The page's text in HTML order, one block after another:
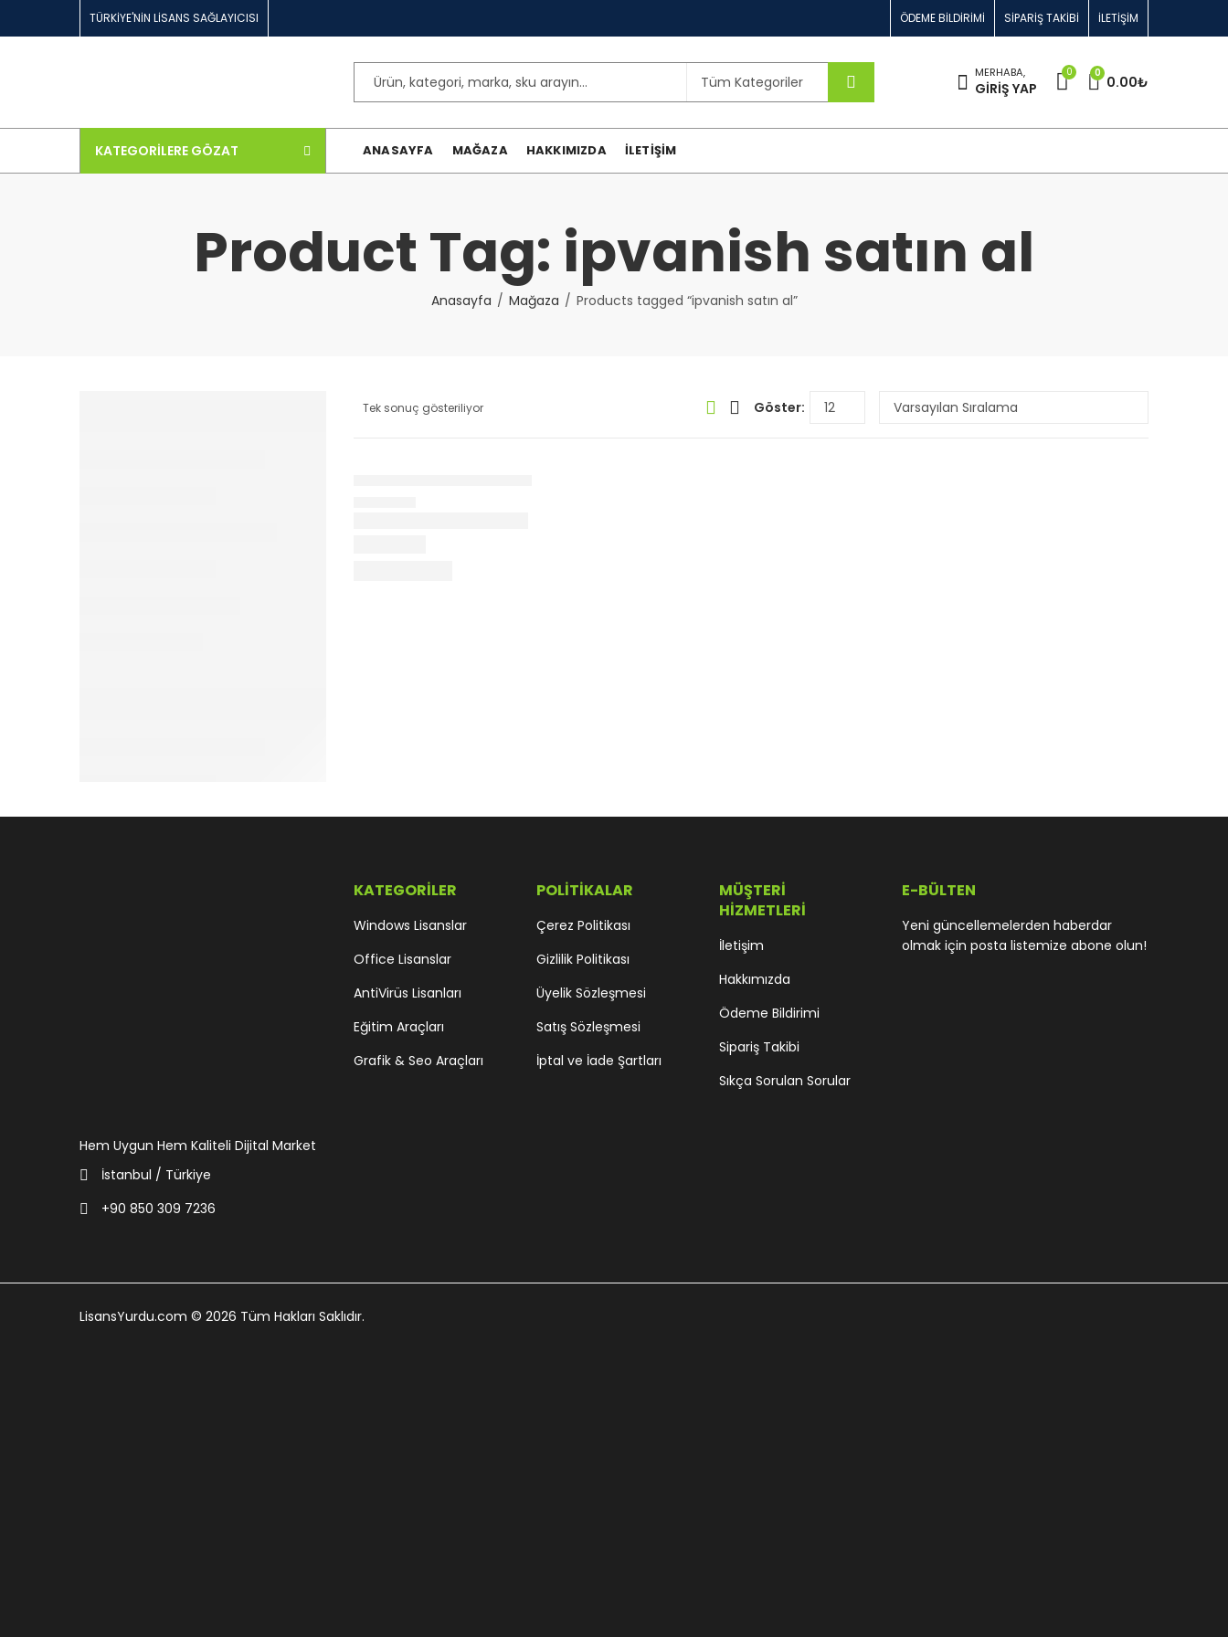
TÜRKİYE'NİN LİSANS SAĞLAYICISI ÖDEME BILDIRIMI SIPARIŞ TAKIBI İLETIŞIM
MERHABA,
GIRIŞ YAP
0 0
0.00₺
KATEGORILERE GÖZAT ANASAYFA MAĞAZA HAKKIMIZDA İLETIŞIM
Product Tag: ipvanish satın al
Anasayfa Mağaza Products tagged “ipvanish satın al”
Tek sonuç gösteriliyor Göster:
Hem Uygun Hem Kaliteli Dijital Market
İstanbul / Türkiye
+90 850 309 7236
KATEGORİLER
Windows Lisanslar
Office Lisanslar
AntiVirüs Lisanları
Eğitim Araçları
Grafik & Seo Araçları
POLİTİKALAR
Çerez Politikası
Gizlilik Politikası
Üyelik Sözleşmesi
Satış Sözleşmesi
İptal ve İade Şartları
MÜŞTERİ
HİZMETLERİ
İletişim
Hakkımızda
Ödeme Bildirimi
Sipariş Takibi
Sıkça Sorulan Sorular
E-BÜLTEN
Yeni güncellemelerden haberdar
olmak için posta listemize abone olun!
LisansYurdu.com © 2026 Tüm Hakları Saklıdır.